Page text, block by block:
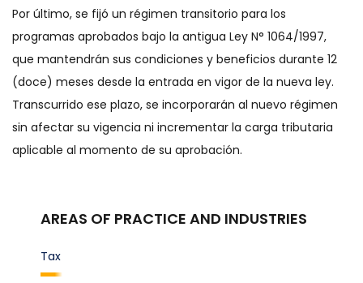
Por último, se fijó un régimen transitorio para los
programas aprobados bajo la antigua Ley N° 1064/1997,
que mantendrán sus condiciones y beneficios durante 12
(doce) meses desde la entrada en vigor de la nueva ley.
Transcurrido ese plazo, se incorporarán al nuevo régimen
sin afectar su vigencia ni incrementar la carga tributaria
aplicable al momento de su aprobación.
AREAS OF PRACTICE AND INDUSTRIES
Tax